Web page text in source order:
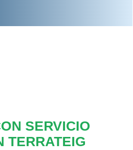
SERVICIO
TERRATEIG